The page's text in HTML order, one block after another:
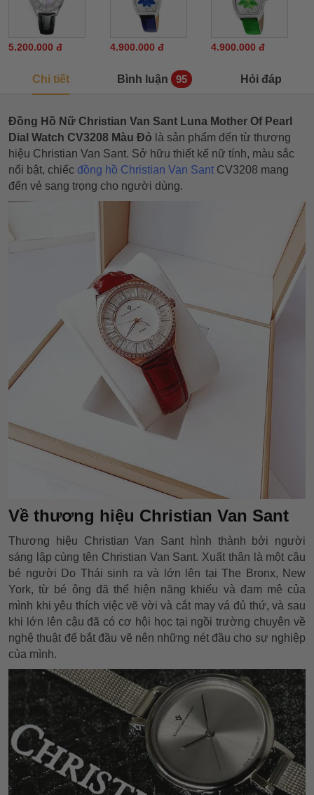
5.200.000 đ 4.900.000 đ 4.900.000 đ
Chi tiết Bình luận 95 Hỏi đáp
Đồng Hồ Nữ Christian Van Sant Luna Mother Of Pearl
Dial Watch CV3208 Màu Đỏ là sản phẩm đến từ thương
hiệu Christian Van Sant. Sở hữu thiết kế nữ tính, màu sắc
nổi bật, chiếc đồng hồ Christian Van Sant CV3208 mang
đến vẻ sang trọng cho người dùng.
Về thương hiệu Christian Van Sant
Thương hiệu Christian Van Sant hình thành bởi người
sáng lập cùng tên Christian Van Sant. Xuất thân là một câu
bé người Do Thái sinh ra và lớn lên tại The Bronx, New
York, từ bé ông đã thể hiện năng khiếu và đam mê của
mình khi yêu thích việc vẽ vời và cắt may vá đủ thứ, và sau
khi lớn lên cậu đã có cơ hội học tại ngồi trường chuyên về
nghệ thuật để bắt đầu vẽ nên những nét đầu cho sự nghiệp
của mình.